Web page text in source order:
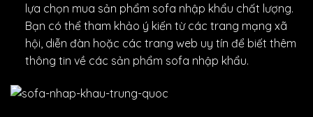
lựa chọn mua sản phẩm sofa nhập khẩu chất lượng.
Bạn có thể tham khảo ý kiến từ các trang mạng xã
hội, diễn đàn hoặc các trang web uy tín để biết thêm
thông tin về các sản phẩm sofa nhập khẩu.